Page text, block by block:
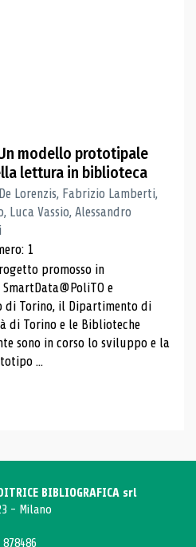
modello prototipale
lettura in biblioteca
Lorenzis, Fabrizio Lamberti,
Luca Vassio, Alessandro
1
promosso in
e
di Torino, il Dipartimento di
di Torino e le Biblioteche
sono in corso lo sviluppo e la
...
BIBLIOGRAFICA srl
- Milano
878486